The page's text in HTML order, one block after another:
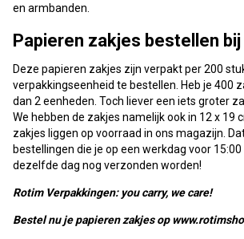
en armbanden.
Papieren zakjes bestellen
Deze papieren zakjes zijn verpakt per 200
verpakkingseenheid te bestellen. Heb je 400
dan 2 eenheden. Toch liever een iets groter
We hebben de zakjes namelijk ook in 12 x 19
zakjes liggen op voorraad in ons magazijn.
bestellingen die je op een werkdag voor
dezelfde dag nog verzonden worden!
Rotim Verpakkingen: you carry, we care!
Bestel nu je papieren zakjes op